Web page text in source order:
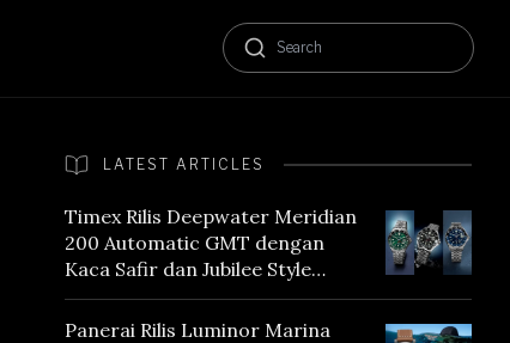
LATEST ARTICLES
Timex Rilis Deepwater Meridian
200 Automatic GMT dengan
Kaca Safir dan Jubilee Style
Bracelet
Panerai Rilis Luminor Marina